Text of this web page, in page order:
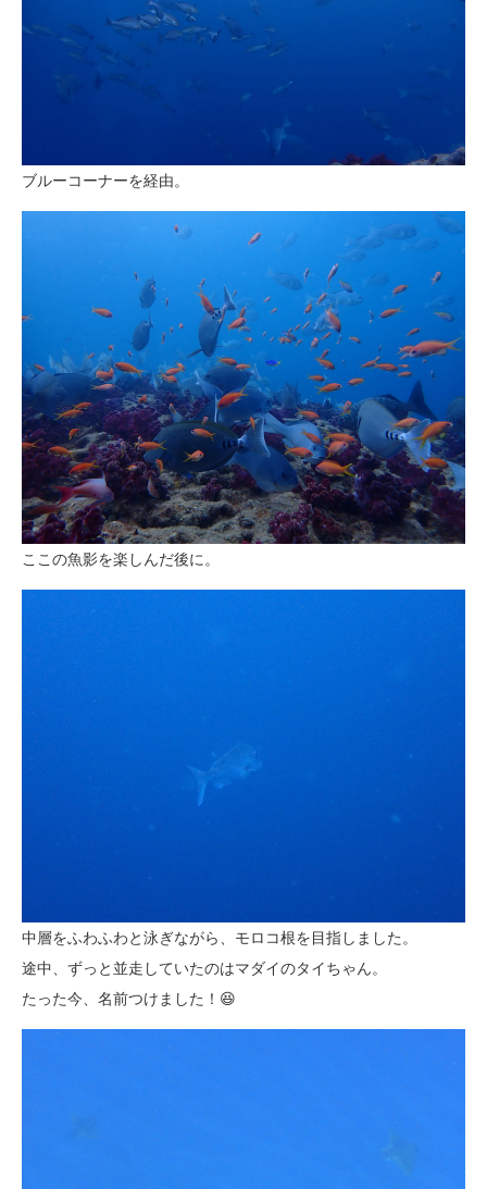
ブルーコーナーを経由。
ここの魚影を楽しんだ後に。
中層をふわふわと泳ぎながら、モロコ根を目指しました。
途中、ずっと並走していたのはマダイのタイちゃん。
たった今、名前つけました！😆